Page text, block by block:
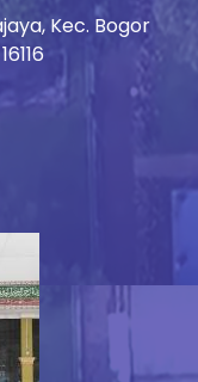
Kec. Bogor